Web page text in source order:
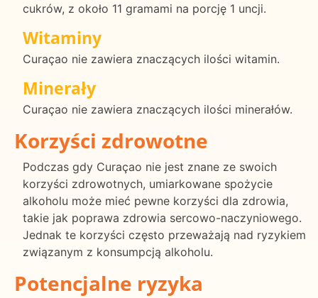
cukrów, z około 11 gramami na porcję 1 uncji.
Witaminy
Curaçao nie zawiera znaczących ilości witamin.
Minerały
Curaçao nie zawiera znaczących ilości minerałów.
Korzyści zdrowotne
Podczas gdy Curaçao nie jest znane ze swoich
korzyści zdrowotnych, umiarkowane spożycie
alkoholu może mieć pewne korzyści dla zdrowia,
takie jak poprawa zdrowia sercowo-naczyniowego.
Jednak te korzyści często przeważają nad ryzykiem
związanym z konsumpcją alkoholu.
Potencjalne ryzyka